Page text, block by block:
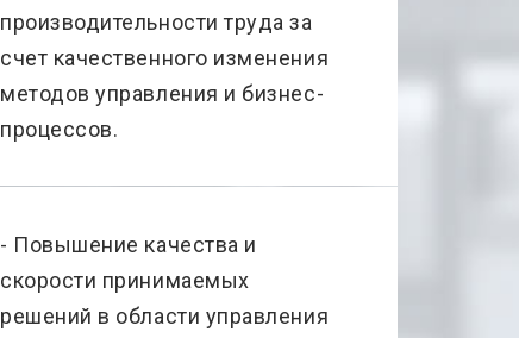
производительности труда за
счет качественного изменения
методов управления и бизнес-
процессов.
- Повышение качества и
скорости принимаемых
решений в области управления